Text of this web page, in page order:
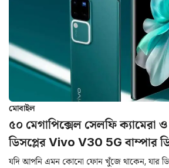
মোবাইল
৫০ মেগাপিক্সেল সেলফি ক্যামেরা
ডিসপ্লের Vivo V30 5G বাম্পার
যদি আপনি এমন কোনো ফোন খুঁজে থাকেন, যার